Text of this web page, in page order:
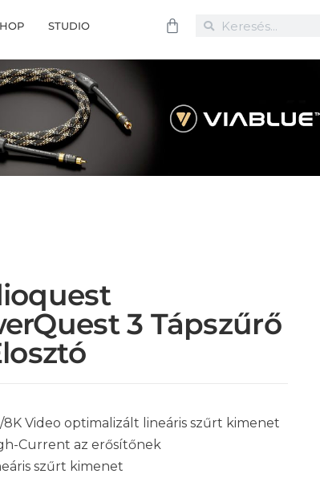
STUDIO
3 Tápszűrő
8K Video optimalizált lineáris szűrt kimenet
Current az erősítőnek
szűrt kimenet